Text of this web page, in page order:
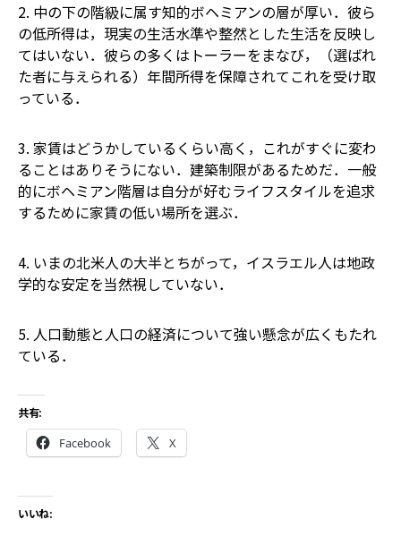
2. 中の下の階級に属す知的ボヘミアンの層が厚い．彼ら
の低所得は，現実の生活水準や整然とした生活を反映し
てはいない．彼らの多くはトーラーをまなび，（選ばれ
た者に与えられる）年間所得を保障されてこれを受け取
っている．
3. 家賃はどうかしているくらい高く，これがすぐに変わ
ることはありそうにない．建築制限があるためだ．一般
的にボヘミアン階層は自分が好むライフスタイルを追求
するために家賃の低い場所を選ぶ．
4. いまの北米人の大半とちがって，イスラエル人は地政
学的な安定を当然視していない．
5. 人口動態と人口の経済について強い懸念が広くもたれ
ている．
共有:
Facebook X
いいね: